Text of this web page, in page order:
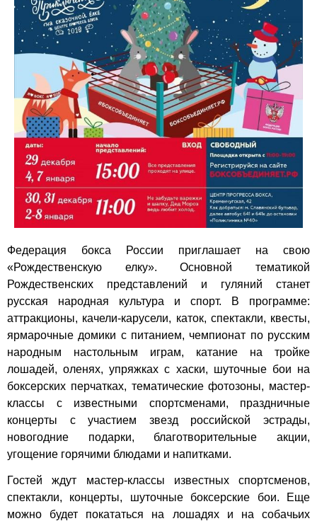
Федерация бокса России приглашает на свою
«Рождественскую елку». Основной тематикой
Рождественских представлений и гуляний станет
русская народная культура и спорт. В программе:
аттракционы, качели-карусели, каток, спектакли, квесты,
ярмарочные домики с питанием, чемпионат по русским
народным настольным играм, катание на тройке
лошадей, оленях, упряжках с хаски, шуточные бои на
боксерских перчатках, тематические фотозоны, мастер-
классы с известными спортсменами, праздничные
концерты с участием звезд российской эстрады,
новогодние подарки, благотворительные акции,
угощение горячими блюдами и напитками.
Гостей ждут мастер-классы известных спортсменов,
спектакли, концерты, шуточные боксерские бои. Еще
можно будет покататься на лошадях и на собачьих